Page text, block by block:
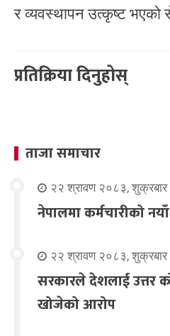
र व्यवस्थापन उत्कृष्ट भएको
प्रतिक्रिया दिनुहोस्
ताजा समाचार
२२ श्रावण २०८३, शुक्रबार
नेपालमा कर्मचारीको
२२ श्रावण २०८३, शुक्रबार
सरकारले देशलाई उत्तर
खोजेको आरोप